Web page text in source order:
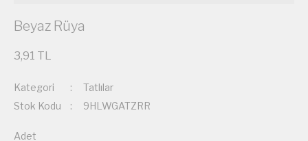
Beyaz Rüya
3,91 TL
Kategori
Tatlılar
Stok Kodu
9HLWGATZRR
Adet